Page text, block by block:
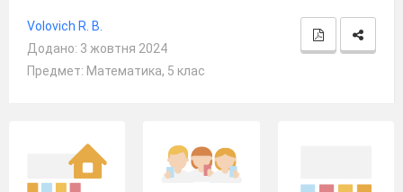
Volovich R. В.
Додано: 3 жовтня 2024
Предмет: Математика, 5 клас